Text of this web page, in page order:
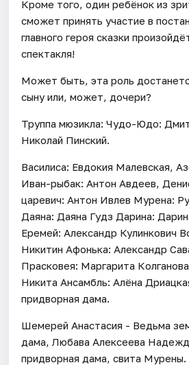
Кроме того, один ребёнок из
сможет принять участие в
главного героя сказки
спектакля!
Может быть, эта роль
сыну или, может, дочери?
Труппа мюзикла: Чудо-Юдо:
Николай Пинский.
Василиса: Евдокия Малевская,
Иван-рыбак: Антон Авдеев,
царевич: Антон Ивлев Мурена:
Даяна: Даяна Гудз Дарина:
Еремей: Александр Кулинкович
Никитин Афонька: Александр
Прасковея: Маргарита
Никита Ансамбль: Алёна
придворная дама.
Шемерей Анастасия - Ведьма
дама, Любава Алексеева
придворная дама, свита Мурены.